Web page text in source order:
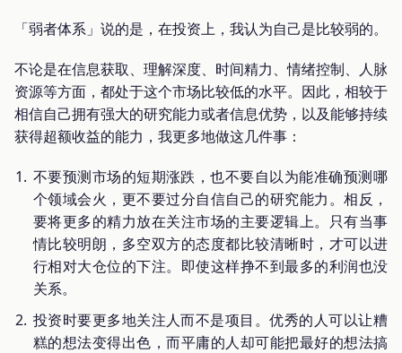
「弱者体系」说的是，在投资上，我认为自己是比较弱的。
不论是在信息获取、理解深度、时间精力、情绪控制、人脉
资源等方面，都处于这个市场比较低的水平。因此，相较于
相信自己拥有强大的研究能力或者信息优势，以及能够持续
获得超额收益的能力，我更多地做这几件事：
不要预测市场的短期涨跌，也不要自以为能准确预测哪
个领域会火，更不要过分自信自己的研究能力。相反，
要将更多的精力放在关注市场的主要逻辑上。只有当事
情比较明朗，多空双方的态度都比较清晰时，才可以进
行相对大仓位的下注。即使这样挣不到最多的利润也没
关系。
投资时要更多地关注人而不是项目。优秀的人可以让糟
糕的想法变得出色，而平庸的人却可能把最好的想法搞